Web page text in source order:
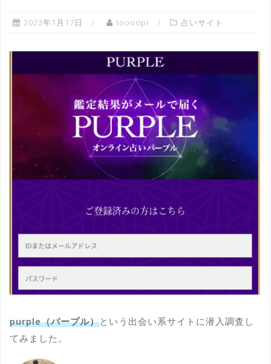
2023年1月17日 toooopi 占いサイト
purple（パープル）という出会い系サイトに潜入調査し
てみました。